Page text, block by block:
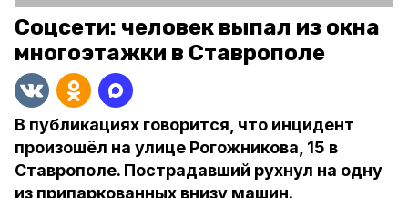
Соцсети: человек выпал из окна
многоэтажки в Ставрополе
В публикациях говорится, что инцидент
произошёл на улице Рогожникова, 15 в
Ставрополе. Пострадавший рухнул на одну
из припаркованных внизу машин.